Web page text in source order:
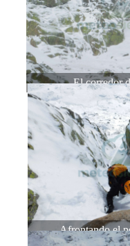
El corredor
Afrontando el